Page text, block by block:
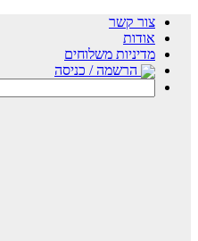
צור קשר
אודות
מדיניות משלוחים
הרשמה / כניסה